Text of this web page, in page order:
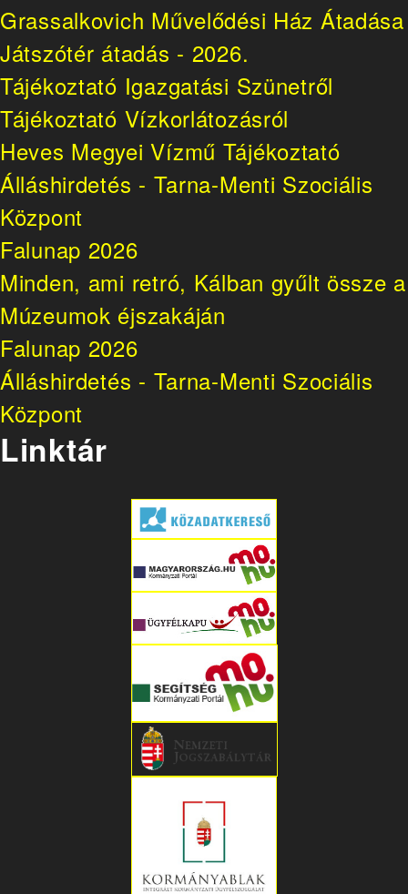
Grassalkovich Művelődési Ház Átadása
Játszótér átadás - 2026.
Tájékoztató Igazgatási Szünetről
Tájékoztató Vízkorlátozásról
Heves Megyei Vízmű Tájékoztató
Álláshirdetés - Tarna-Menti Szociális
Központ
Falunap 2026
Minden, ami retró, Kálban gyűlt össze a
Múzeumok éjszakáján
Falunap 2026
Álláshirdetés - Tarna-Menti Szociális
Központ
Linktár